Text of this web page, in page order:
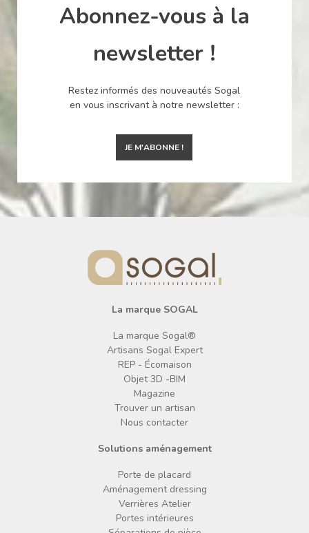
Abonnez-vous à la
newsletter !
Restez informés des nouveautés Sogal
en vous inscrivant à notre newsletter :
JE M'ABONNE !
La marque SOGAL
La marque Sogal®
Artisans Sogal Expert
REP - Écomaison
Objet 3D -BIM
Magazine
Trouver un artisan
Nous contacter
Solutions aménagement
Porte de placard
Aménagement dressing
Verrières Atelier
Portes intérieures